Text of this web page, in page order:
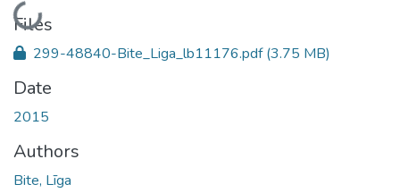
Loading...
Files
299-48840-Bite_Liga_lb11176.pdf(3.75 MB)
Date
2015
Authors
Bite, Līga